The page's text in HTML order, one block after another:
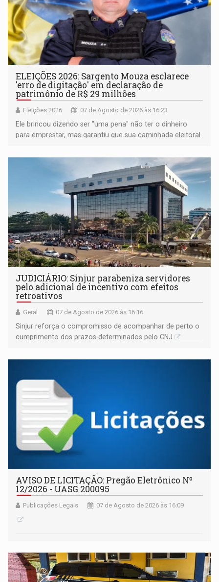
ELEIÇÕES 2026: Sargento Mouza esclarece
'erro de digitação' em declaração de
patrimônio de R$ 29 milhões
Eleições 2026 07 de Agosto de 2026 às 16:23
Ele brincou dizendo ser "uma pena" não ter o dinheiro
para emprestar, mas garantiu que sua caminhada eleitoral
JUDICIÁRIO: Sinjur parabeniza servidores
pelo adicional de incentivo com efeitos
retroativos
Geral 07 de Agosto de 2026 às 16:16
Sinjur reforça o compromisso de acompanhar de perto o
cumprimento dos prazos determinados pelo CNJ
AVISO DE LICITAÇÃO: Pregão Eletrônico Nº
12/2026 - UASG 200095
Publicações Legais 07 de Agosto de 2026 às 16:09